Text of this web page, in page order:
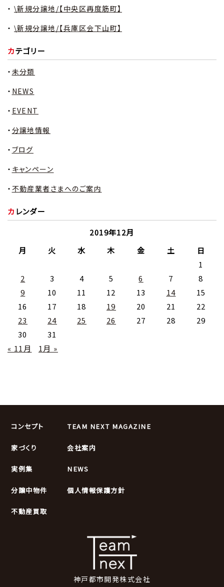
\新規分譲地/【中央区再度筋町】
\新規分譲地/【兵庫区会下山町】
カテゴリー
未分類
NEWS
EVENT
分譲地情報
ブログ
キャンペーン
不動産業者さまへのご案内
カレンダー
2019年12月
月
火 水 木 金 土
日
1
2
3 4 5 6 7
8
9
10 11 12 13 14
15
16
17 18 19 20 21
22
23
24 25 26 27 28
29
30
31
« 11月
1月 »
コンセプト
家づくり
実例集
分譲中物件
不動産買取
TEAM NEXT MAGAZINE
会社案内
NEWS
個人情報保護方針
神戸都市開発株式会社